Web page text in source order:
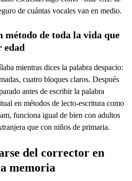
de cuántas vocales van en medio.
método de toda la vida que
edad
mientras dices la palabra despacio:
cuatro bloques claros. Después
antes de escribir la palabra
en métodos de lecto-escritura como
funciona igual de bien con adultos
que con niños de primaria.
del corrector en
memoria